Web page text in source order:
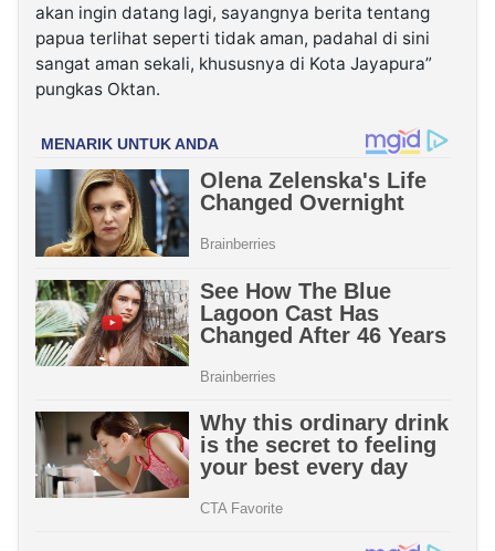
akan ingin datang lagi, sayangnya berita tentang
papua terlihat seperti tidak aman, padahal di sini
sangat aman sekali, khususnya di Kota Jayapura”
pungkas Oktan.